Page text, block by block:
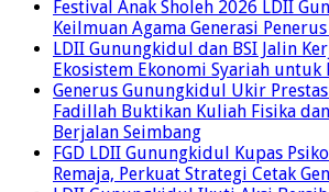
Festival Anak Sholeh 2026 LDII
Keilmuan Agama Generasi
LDII Gunungkidul dan BSI Jalin
Ekosistem Ekonomi Syariah untuk
Generus Gunungkidul Ukir
Fadillah Buktikan Kuliah Fisika
Berjalan Seimbang
FGD LDII Gunungkidul Kupas
Remaja, Perkuat Strategi Cetak